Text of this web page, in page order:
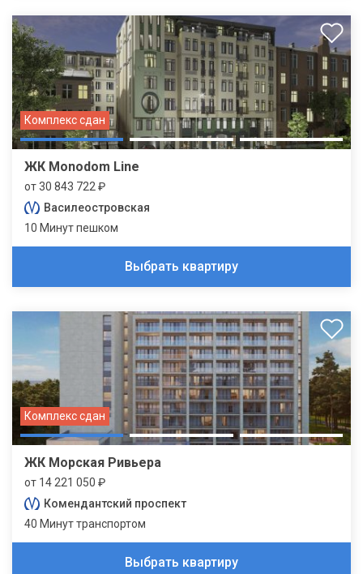
Комплекс сдан
ЖК Monodom Line
от 30 843 722 ₽
Василеостровская
10 Минут пешком
Выбрать квартиру
Комплекс сдан
ЖК Морская Ривьера
от 14 221 050 ₽
Комендантский проспект
40 Минут транспортом
Выбрать квартиру